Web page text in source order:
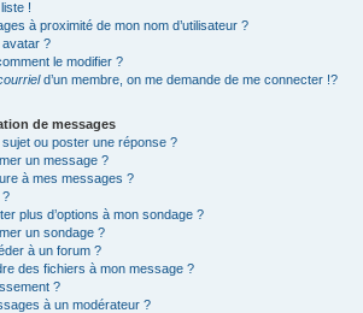
!
à proximité de mon nom d’utilisateur ?
avatar ?
le modifier ?
d’un membre, on me demande de me connecter !?
de messages
ou poster une réponse ?
un message ?
à mes messages ?
?
plus d’options à mon sondage ?
un sondage ?
à un forum ?
des fichiers à mon message ?
?
à un modérateur ?